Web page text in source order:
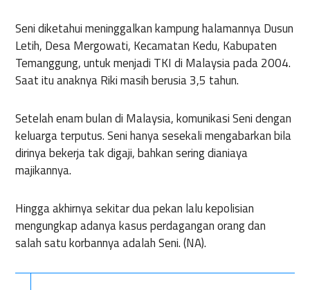
Seni diketahui meninggalkan kampung halamannya Dusun
Letih, Desa Mergowati, Kecamatan Kedu, Kabupaten
Temanggung, untuk menjadi TKI di Malaysia pada 2004.
Saat itu anaknya Riki masih berusia 3,5 tahun.
Setelah enam bulan di Malaysia, komunikasi Seni dengan
keluarga terputus. Seni hanya sesekali mengabarkan bila
dirinya bekerja tak digaji, bahkan sering dianiaya
majikannya.
Hingga akhirnya sekitar dua pekan lalu kepolisian
mengungkap adanya kasus perdagangan orang dan
salah satu korbannya adalah Seni. (NA).